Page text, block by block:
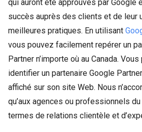
qui auront été approuvés par Google
succès auprès des clients et de leur
meilleures pratiques. En utilisant
vous pouvez facilement repérer un
Partner n’importe où au Canada.
identifier un partenaire Google
affiché sur son site Web. Nous
qu’aux agences ou professionnels
termes de relations clientèle et